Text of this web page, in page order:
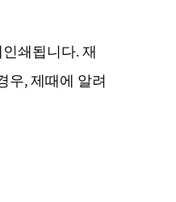
쇄됩니다. 재
우, 제때에 알려